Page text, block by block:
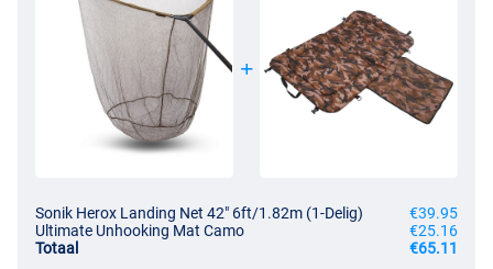
Sonik Herox Landing Net 42" 6ft/1.82m (1-Delig)
€39.95
Ultimate Unhooking Mat Camo
€25.16
Totaal
€65.11